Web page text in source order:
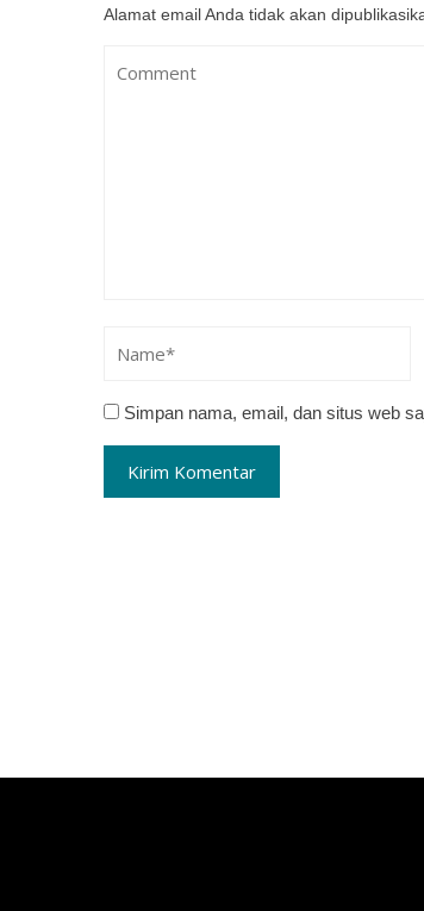
Alamat email Anda tidak akan
Simpan nama, email, dan situs web